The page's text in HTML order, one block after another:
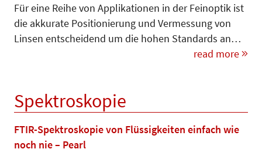
Für eine Reihe von Applikationen in der Feinoptik ist
die akkurate Po­sitionierung und Ver­mes­sung von
Linsen entscheidend um die hohen Standards an…
read more
Spektroskopie
FTIR-Spektroskopie von Flüssigkeiten einfach wie
noch nie – Pearl